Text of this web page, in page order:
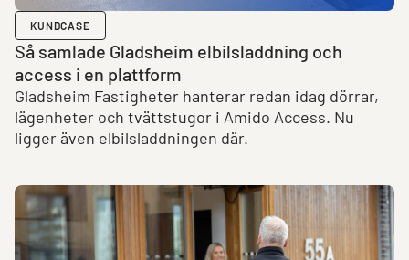
KUNDCASE
Så samlade Gladsheim elbilsladdning och
access i en plattform
Gladsheim Fastigheter hanterar redan idag dörrar,
lägenheter och tvättstugor i Amido Access. Nu
ligger även elbilsladdningen där.